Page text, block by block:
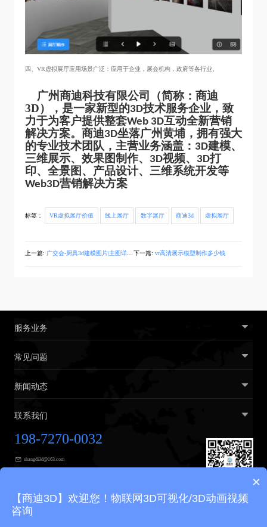
四、VR虚拟展厅应用场景广泛：应用于企业，展会机构，政府等各行业。
广州商迪科技有限公司（简称： 商迪
3D），是一家新型的3D技术服务企业，致
力于为客户提供整套Web 3D互动全新营销
解决方案。商迪3D坐落广州黄埔，拥有强大
的专业技术团队，主营业务涵盖： 3D建模、
三维展示、效果图制作、
3D视频、 3D打
印、全景图、产品设计、三维系统开发等
Web3D营销解决方案
标签： VR虚拟展厅价值 线上展厅 数字展厅 商迪3d 虚拟展厅
上一篇: 广交会-厨具3d建模图片|主图详情页设计 下一篇: vr高清展示模型制作多少钱
服务业务
常见问题
新闻动态
联系我们
198-7270-0032
shangdi3d@163.com
友情链接
×
【商迪3D】欢迎您！物联网3D可视化/3D动画视频
咨询